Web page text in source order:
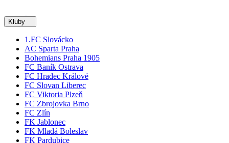
Kluby
1.FC Slovácko
AC Sparta Praha
Bohemians Praha 1905
FC Baník Ostrava
FC Hradec Králové
FC Slovan Liberec
FC Viktoria Plzeň
FC Zbrojovka Brno
FC Zlín
FK Jablonec
FK Mladá Boleslav
FK Pardubice